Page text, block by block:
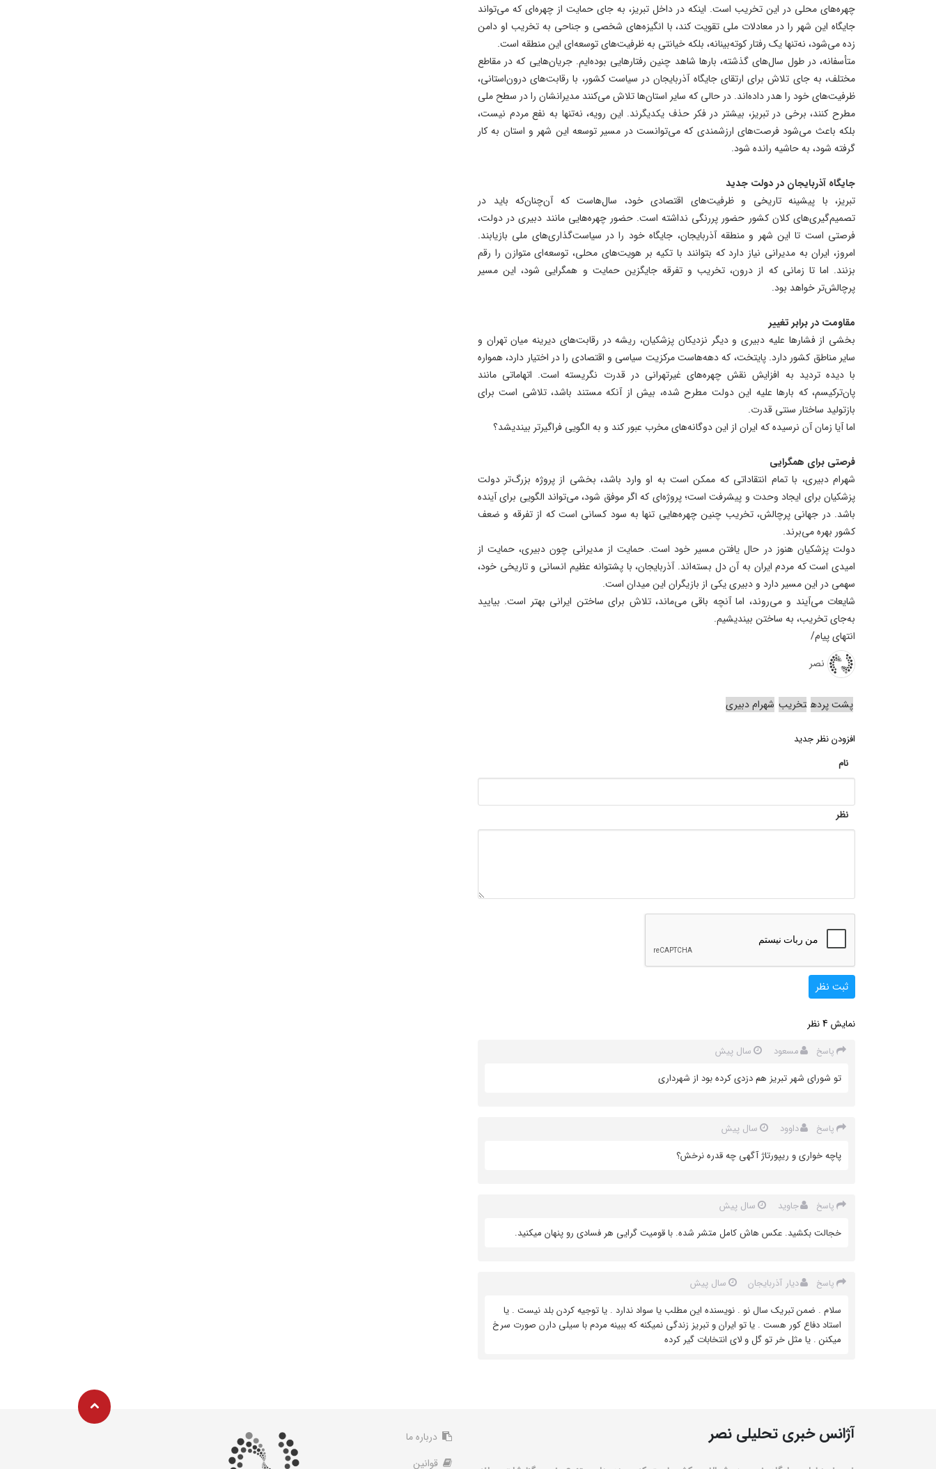
چهره‌های محلی در این تخریب است. اینکه در داخل تبریز، به جای حمایت از چهره‌ای که می‌تواند
جایگاه این شهر را در معادلات ملی تقویت کند، با انگیزه‌های شخصی و جناحی به تخریب او دامن
زده می‌شود، نه‌تنها یک رفتار کوته‌بینانه، بلکه خیانتی به ظرفیت‌های توسعه‌ای این منطقه است.
متأسفانه، در طول سال‌های گذشته، بارها شاهد چنین رفتارهایی بوده‌ایم. جریان‌هایی که در مقاطع
مختلف، به جای تلاش برای ارتقای جایگاه آذربایجان در سیاست کشور، با رقابت‌های درون‌استانی،
ظرفیت‌های خود را هدر داده‌اند. در حالی که سایر استان‌ها تلاش می‌کنند مدیرانشان را در سطح ملی
مطرح کنند، برخی در تبریز، بیشتر در فکر حذف یکدیگرند. این رویه، نه‌تنها به نفع مردم نیست،
بلکه باعث می‌شود فرصت‌های ارزشمندی که می‌توانست در مسیر توسعه این شهر و استان به کار
گرفته شود، به حاشیه رانده شود.
جایگاه آذربایجان در دولت جدید
تبریز، با پیشینه تاریخی و ظرفیت‌های اقتصادی خود، سال‌هاست که آن‌چنان‌که باید در
تصمیم‌گیری‌های کلان کشور حضور پررنگی نداشته است. حضور چهره‌هایی مانند دبیری در دولت،
فرصتی است تا این شهر و منطقه آذربایجان، جایگاه خود را در سیاست‌گذاری‌های ملی بازیابند.
امروز، ایران به مدیرانی نیاز دارد که بتوانند با تکیه بر هویت‌های محلی، توسعه‌ای متوازن را رقم
بزنند. اما تا زمانی که از درون، تخریب و تفرقه جایگزین حمایت و همگرایی شود، این مسیر
پرچالش‌تر خواهد بود.
مقاومت در برابر تغییر
بخشی از فشارها علیه دبیری و دیگر نزدیکان پزشکیان، ریشه در رقابت‌های دیرینه میان تهران و
سایر مناطق کشور دارد. پایتخت، که دهه‌هاست مرکزیت سیاسی و اقتصادی را در اختیار دارد، همواره
با دیده تردید به افزایش نقش چهره‌های غیرتهرانی در قدرت نگریسته است. اتهاماتی مانند
پان‌ترکیسم، که بارها علیه این دولت مطرح شده، بیش از آنکه مستند باشد، تلاشی است برای
بازتولید ساختار سنتی قدرت.
اما آیا زمان آن نرسیده که ایران از این دوگانه‌های مخرب عبور کند و به الگویی فراگیرتر بیندیشد؟
فرصتی برای همگرایی
شهرام دبیری، با تمام انتقاداتی که ممکن است به او وارد باشد، بخشی از پروژه بزرگ‌تر دولت
پزشکیان برای ایجاد وحدت و پیشرفت است؛ پروژه‌ای که اگر موفق شود، می‌تواند الگویی برای آینده
باشد. در جهانی پرچالش، تخریب چنین چهره‌هایی تنها به سود کسانی است که از تفرقه و ضعف
کشور بهره می‌برند.
دولت پزشکیان هنوز در حال یافتن مسیر خود است. حمایت از مدیرانی چون دبیری، حمایت از
امیدی است که مردم ایران به آن دل بسته‌اند. آذربایجان، با پشتوانه عظیم انسانی و تاریخی خود،
سهمی در این مسیر دارد و دبیری یکی از بازیگران این میدان است.
شایعات می‌آیند و می‌روند، اما آنچه باقی می‌ماند، تلاش برای ساختن ایرانی بهتر است. بیایید
به‌جای تخریب، به ساختن بیندیشیم.
انتهای پیام/
نصر
پشت پرده تخریب‌ شهرام دبیری
افزودن نظر جدید
نام
نظر
ثبت نظر
نمایش 4نظر
پاسخ مسعود
سال پیش
تو شورای شهر تبریز هم دزدی کرده بود از شهرداری
پاسخ داوود
سال پیش
پاچه خواری و ریپورتاژ آگهی چه قدره نرخش؟
پاسخ جاوید
سال پیش
خجالت بکشید. عکس هاش کامل متشر شده. با قومیت گرایی هر فسادی رو پنهان میکنید.
پاسخ دیار آذربایجان
سال پیش
سلام . ضمن تبریک سال نو . نویسنده این مطلب یا سواد ندارد . یا توجیه کردن بلد نیست . یا
استاد دفاع کور هست . یا تو ایران و تبریز زندگی نمیکنه که ببینه مردم با سیلی دارن صورت سرخ
میکنن . یا مثل خر تو گل و لای انتخابات گیر کرده
آژانس خبری تحلیلی نصر
درباره ما
قوانین